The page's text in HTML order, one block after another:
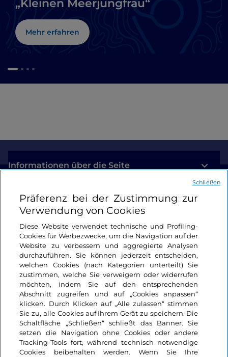
„Kleinen Meerjungfrau“
Mehr erfahren
Informationen über die Seite
Nützliche Links
Login
Bleiben wir in Kontakt
Präferenz bei der Zustimmung zur
Verwendung von Cookies
Diese Website verwendet technische und Profiling-
Cookies für Werbezwecke, um die Navigation auf der
Website zu verbessern und aggregierte Analysen
durchzuführen. Sie können jederzeit entscheiden,
welchen Cookies (nach Kategorien unterteilt) Sie
zustimmen, welche Sie verweigern oder widerrufen
möchten, indem Sie auf den entsprechenden
Abschnitt zugreifen und auf „Cookies anpassen“
klicken. Durch Klicken auf „Alle zulassen“ stimmen
Sie zu, alle Cookies auf Ihrem Gerät zu speichern. Die
Schaltfläche „Schließen“ schließt das Banner. Sie
setzen die Navigation ohne Cookies oder andere
Tracking-Tools fort, während technisch notwendige
Cookies beibehalten werden. Wenn Sie Ihre
Schließen